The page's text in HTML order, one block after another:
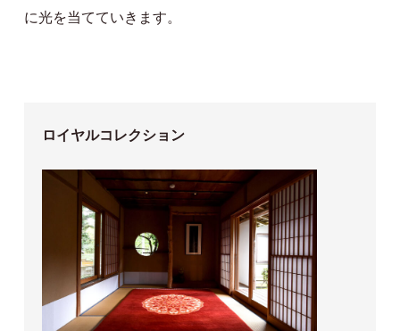
に光を当てていきます。
ロイヤルコレクション